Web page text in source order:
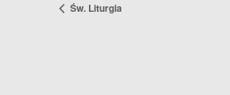
Św. Liturgia